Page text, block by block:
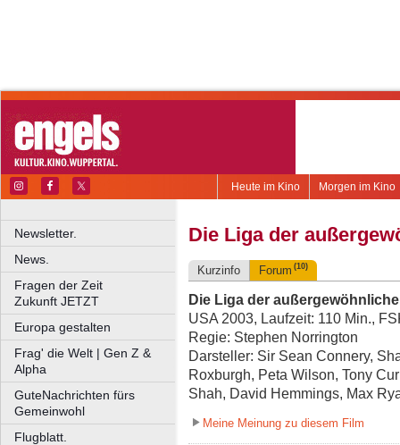
Morgen im Kino
Heute im Kino
Newsletter.
News.
Fragen der Zeit
Zukunft JETZT
Europa gestalten
Frag' die Welt | Gen Z &
Alpha
GuteNachrichten fürs
Gemeinwohl
Flugblatt.
Die Liga der
Kurzinfo Forum (10)
Die Liga der
USA 2003, Laufzeit: 110 Min.,
Regie: Stephen Norrington
Darsteller: Sir Sean Connery,
Roxburgh, Peta Wilson, Tony
Shah, David Hemmings, Max
Meine Meinung zu diesem Film